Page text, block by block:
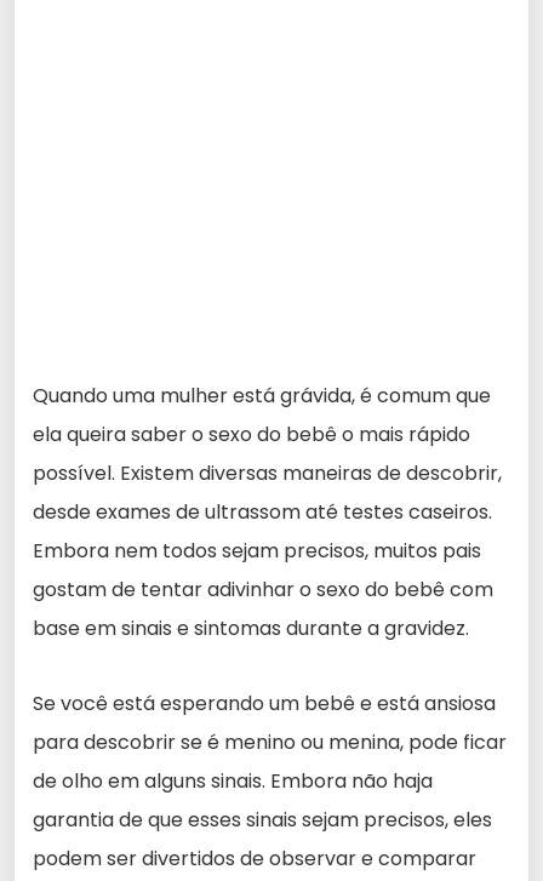
Quando uma mulher está grávida, é comum que
ela queira saber o sexo do bebê o mais rápido
possível. Existem diversas maneiras de descobrir,
desde exames de ultrassom até testes caseiros.
Embora nem todos sejam precisos, muitos pais
gostam de tentar adivinhar o sexo do bebê com
base em sinais e sintomas durante a gravidez.
Se você está esperando um bebê e está ansiosa
para descobrir se é menino ou menina, pode ficar
de olho em alguns sinais. Embora não haja
garantia de que esses sinais sejam precisos, eles
podem ser divertidos de observar e comparar